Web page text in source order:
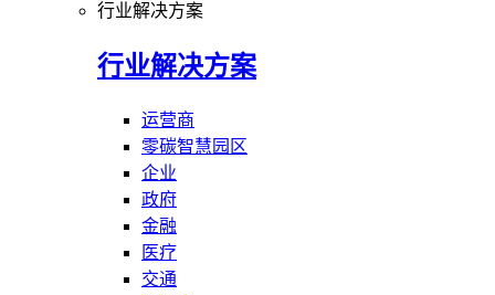
行业解决方案
行业解决方案
运营商
零碳智慧园区
企业
政府
金融
医疗
交通